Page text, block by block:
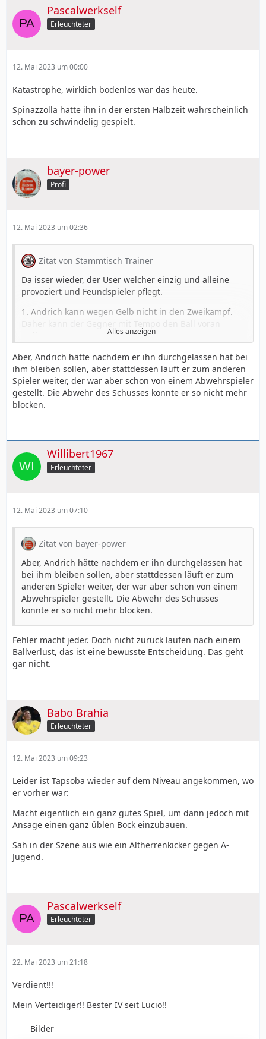
Pascalwerkself
Erleuchteter
12. Mai 2023 um 00:00
Katastrophe, wirklich bodenlos war das heute.
Spinazzolla hatte ihn in der ersten Halbzeit wahrscheinlich
schon zu schwindelig gespielt.
bayer-power
Profi
12. Mai 2023 um 02:36
Zitat von Stammtisch Trainer
Da isser wieder, der User welcher einzig und alleine
provoziert und Feundspieler pflegt.
1. Andrich kann wegen Gelb nicht in den Zweikampf.
2. Tapsoba muss rausrücken zumal Tah und Hincapie
hinter ihm noch stehen. Da der Gegner Tempo hat,
Tapsoba ungern Foulen mag, geht der Gegner an ihm
mit Tempo natürlich vorbei. In 98= der Fälle hat Tapse
heute aber den Ball dann noch gehabt.
Tapsoba hat am Gegentor wenig Anteil. Andrich und
unser TW haben hier mehr Anteile.
vorne nix auf die Kette wirklich bekommen. Wirtz, Diaby,
Alles anzeigen
Aber, Andrich hätte nachdem er ihn durchgelassen hat bei
ihm bleiben sollen, aber stattdessen läuft er zum anderen
Spieler weiter, der war aber schon von einem Abwehrspieler
gestellt. Die Abwehr des Schusses konnte er so nicht mehr
blocken.
Willibert1967
Erleuchteter
12. Mai 2023 um 07:10
Zitat von bayer-power
Aber, Andrich hätte nachdem er ihn durchgelassen hat
bei ihm bleiben sollen, aber stattdessen läuft er zum
anderen Spieler weiter, der war aber schon von einem
Abwehrspieler gestellt. Die Abwehr des Schusses
konnte er so nicht mehr blocken.
Fehler macht jeder. Doch nicht zurück laufen nach einem
Ballverlust, das ist eine bewusste Entscheidung. Das geht
gar nicht.
Babo Brahia
Erleuchteter
12. Mai 2023 um 09:23
Leider ist Tapsoba wieder auf dem Niveau angekommen, wo
er vorher war:
Macht eigentlich ein ganz gutes Spiel, um dann jedoch mit
Ansage einen ganz üblen Bock einzubauen.
Sah in der Szene aus wie ein Altherrenkicker gegen A-
Jugend.
Pascalwerkself
Erleuchteter
22. Mai 2023 um 21:18
Verdient!!!
Mein Verteidiger!! Bester IV seit Lucio!!
Bilder